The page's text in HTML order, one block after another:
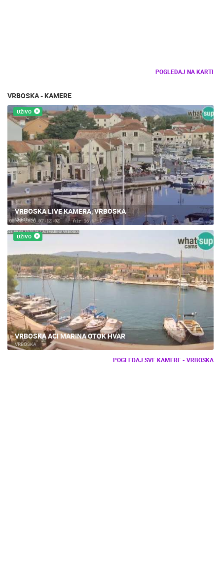
POGLEDAJ NA KARTI
VRBOSKA - KAMERE
UŽIVO
VRBOSKA LIVE KAMERA, VRBOSKA
VRBOSKA
UŽIVO
VRBOSKA ACI MARINA OTOK HVAR
VRBOSKA
POGLEDAJ SVE KAMERE - VRBOSKA